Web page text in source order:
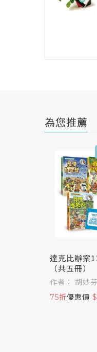
為您推薦
達克比辦案
（共五冊）
作者： 胡妙芬
75折優惠價